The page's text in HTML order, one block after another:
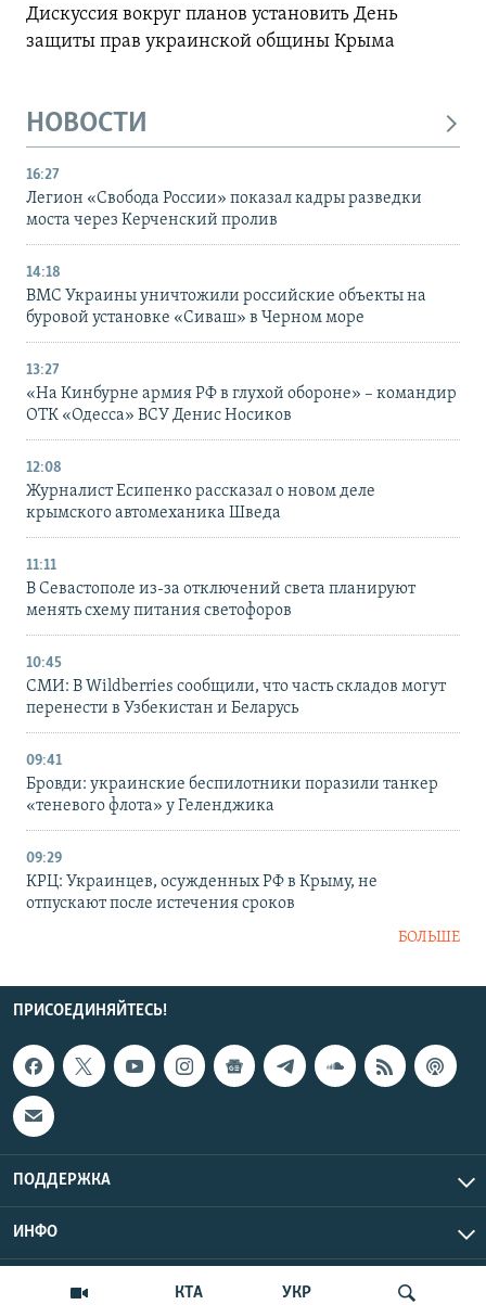
КТА УКР
Дискуссия вокруг планов установить День
защиты прав украинской общины Крыма
НОВОСТИ
16:27
Легион «Свобода России» показал кадры разведки
моста через Керченский пролив
14:18
ВМС Украины уничтожили российские объекты на
буровой установке «Сиваш» в Черном море
13:27
«На Кинбурне армия РФ в глухой обороне» – командир
ОТК «Одесса» ВСУ Денис Носиков
12:08
Журналист Есипенко рассказал о новом деле
крымского автомеханика Шведа
11:11
В Севастополе из-за отключений света планируют
менять схему питания светофоров
10:45
СМИ: В Wildberries сообщили, что часть складов могут
перенести в Узбекистан и Беларусь
09:41
Бровди: украинские беспилотники поразили танкер
«теневого флота» у Геленджика
09:29
КРЦ: Украинцев, осужденных РФ в Крыму, не
отпускают после истечения сроков
БОЛЬШЕ
ПРИСОЕДИНЯЙТЕСЬ!
ПОДДЕРЖКА
ИНФО
Copyright Крым.Реалии, 2026 | Все права защищены.
UTC+3